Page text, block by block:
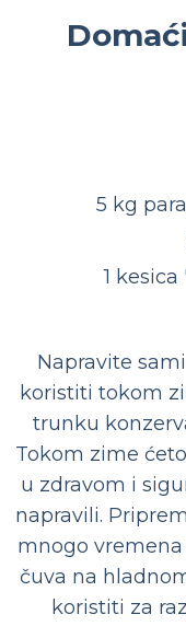
5 kg
1
Napravite
koristiti tokom
trunku
Tokom zime
u zdravom i
napravili.
mnogo
čuva na
koristiti za